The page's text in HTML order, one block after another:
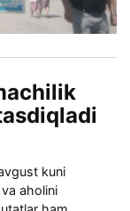
kuni
aholini